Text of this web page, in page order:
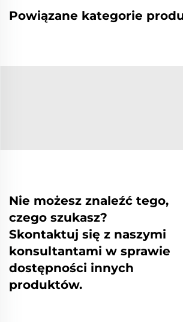
Powiązane kategorie
Nie możesz znaleźć tego,
czego szukasz?
Skontaktuj się z naszymi
konsultantami w sprawie
dostępności innych
produktów.